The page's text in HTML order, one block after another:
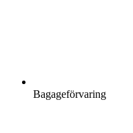
Bagageförvaring